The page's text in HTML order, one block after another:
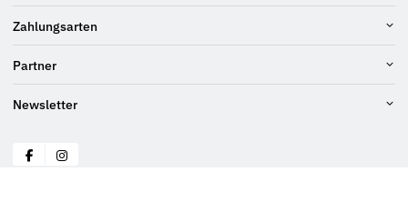
Zahlungsarten
Partner
Newsletter